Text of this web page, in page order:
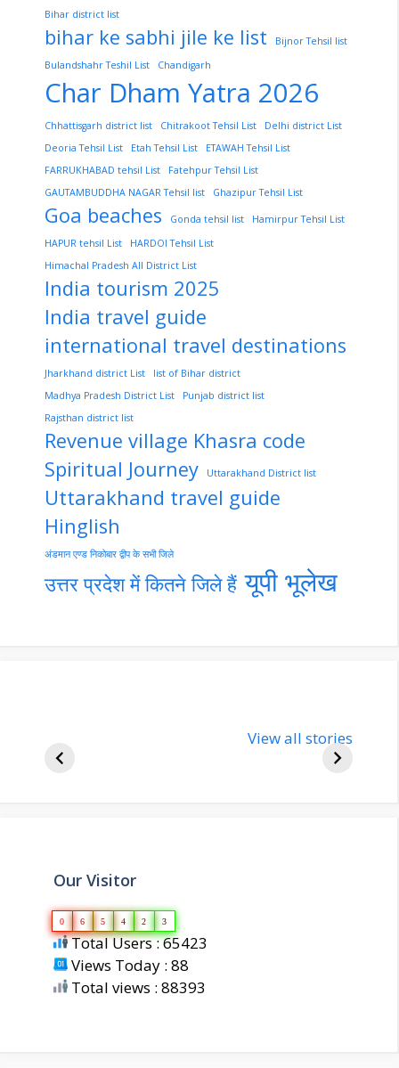
Bihar district list
bihar ke sabhi jile ke list
Bijnor Tehsil list
Bulandshahr Teshil List
Chandigarh
Char Dham Yatra 2026
Chhattisgarh district list Chitrakoot Tehsil List
Delhi district List
Deoria Tehsil List
Etah Tehsil List
ETAWAH Tehsil List
FARRUKHABAD tehsil List
Fatehpur Tehsil List
GAUTAMBUDDHA NAGAR Tehsil list
Ghazipur Tehsil List
Goa beaches Gonda tehsil list
Hamirpur Tehsil List
HAPUR tehsil List
HARDOI Tehsil List
Himachal Pradesh All District List
India tourism 2025
India travel guide
international travel destinations
Jharkhand district List
list of Bihar district
Madhya Pradesh District List
Punjab district list
Rajsthan district list
Revenue village Khasra code
Spiritual Journey
Uttarakhand District list
Uttarakhand travel guide
Hinglish
अंडमान एण्ड निकोबार द्वीप के सभी जिले
उत्तर प्रदेश में कितने जिले हैं यूपी भूलेख
bjp-india-
about
View all stories
Our Visitor
0 6 5 4 2 3
Total Users : 65423
Views Today : 88
Total views : 88393